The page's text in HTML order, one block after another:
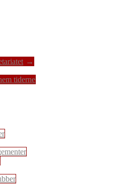
tiderne